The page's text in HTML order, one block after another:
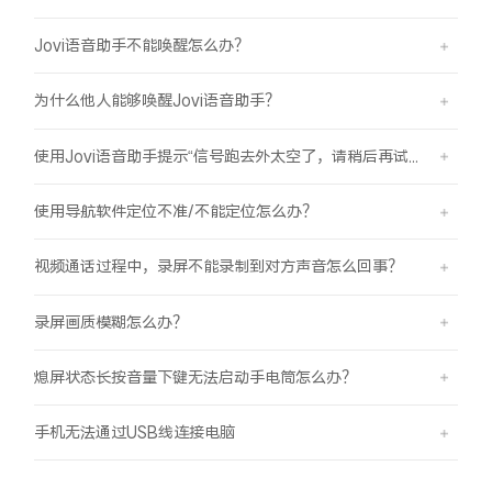
Jovi语音助手不能唤醒怎么办？
为什么他人能够唤醒Jovi语音助手？
使用导航软件定位不准/不能定位怎么办？
视频通话过程中，录屏不能录制到对方声音怎么回事？
录屏画质模糊怎么办？
熄屏状态长按音量下键无法启动手电筒怎么办？
手机无法通过USB线连接电脑